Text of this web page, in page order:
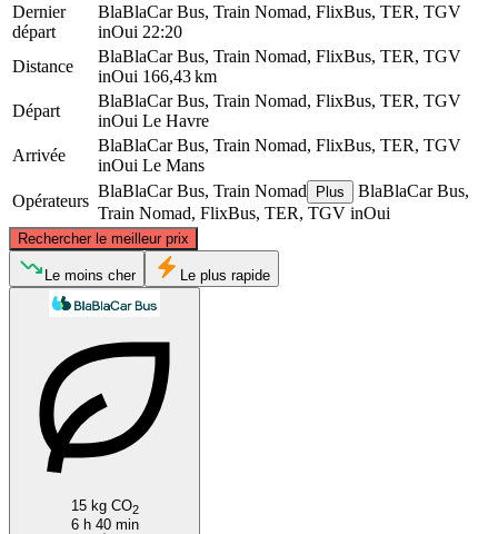
Dernier
départ
BlaBlaCar Bus, Train Nomad, FlixBus, TER, TGV
inOui 22:20
Distance
BlaBlaCar Bus, Train Nomad, FlixBus, TER, TGV
inOui 166,43 km
Départ
BlaBlaCar Bus, Train Nomad, FlixBus, TER, TGV
inOui Le Havre
Arrivée
BlaBlaCar Bus, Train Nomad, FlixBus, TER, TGV
inOui Le Mans
Opérateurs
BlaBlaCar Bus, Train Nomad Plus
BlaBlaCar Bus,
Train Nomad, FlixBus, TER, TGV inOui
Rechercher le meilleur prix
Le Havre
© CARTO , ©OpenStreetMap
Le moins cher Le plus rapide
15 kg CO2
6 h 40 min